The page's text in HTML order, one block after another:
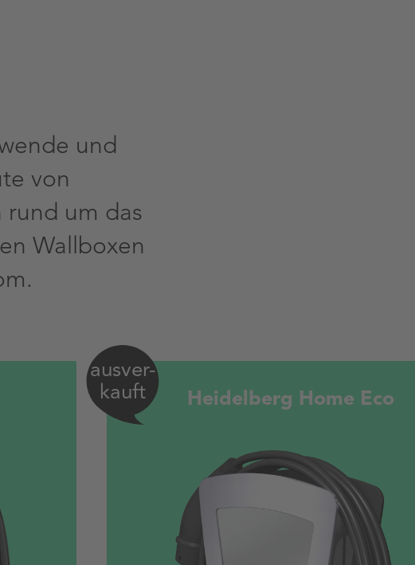
und
von
rund um das
Wallboxen
ausver-
kauft
Heidelberg Home Eco